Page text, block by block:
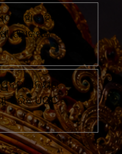
ମୁହାଁ ମୁହିଁରାତି
ଅଧିକ୍ଷକ ଏବଂ
କରିଛି UGC